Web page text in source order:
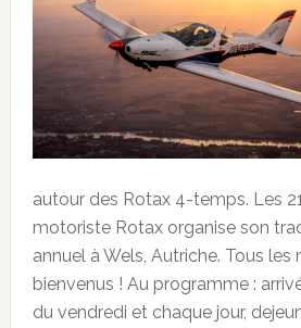
autour des Rotax 4-temps. Les
motoriste Rotax organise son
annuel à Wels, Autriche. Tous
bienvenus ! Au programme :
du vendredi et chaque jour,